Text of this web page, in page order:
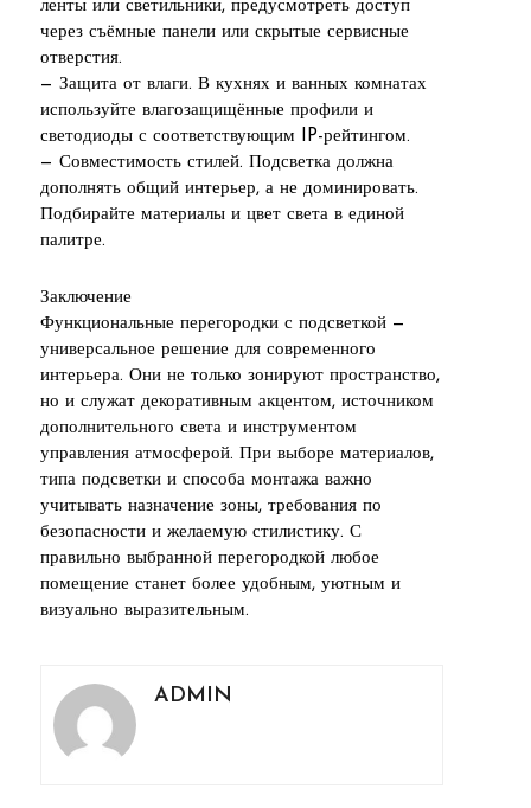
ленты или светильники, предусмотреть доступ
через съёмные панели или скрытые сервисные
отверстия.
— Защита от влаги. В кухнях и ванных комнатах
используйте влагозащищённые профили и
светодиоды с соответствующим IP-рейтингом.
— Совместимость стилей. Подсветка должна
дополнять общий интерьер, а не доминировать.
Подбирайте материалы и цвет света в единой
палитре.
Заключение
Функциональные перегородки с подсветкой —
универсальное решение для современного
интерьера. Они не только зонируют пространство,
но и служат декоративным акцентом, источником
дополнительного света и инструментом
управления атмосферой. При выборе материалов,
типа подсветки и способа монтажа важно
учитывать назначение зоны, требования по
безопасности и желаемую стилистику. С
правильно выбранной перегородкой любое
помещение станет более удобным, уютным и
визуально выразительным.
ADMIN